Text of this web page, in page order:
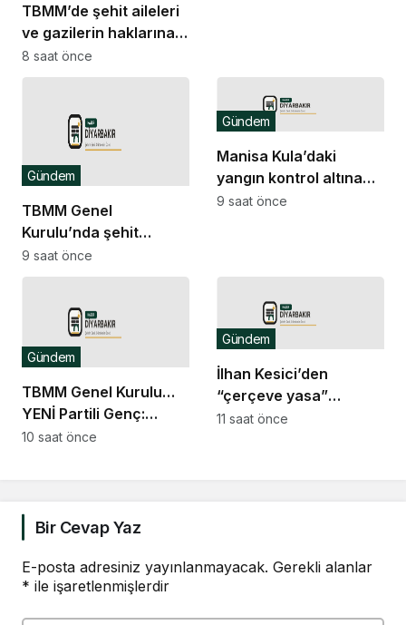
TBMM’de şehit aileleri
ve gazilerin haklarına
ilişkin kanun teklifi
yasalaştı: “Şehitler,
gazilerimiz hepimizin
başının tacıdır”
8 saat önce
TBMM Genel
Kurulu’nda şehit
aileleri ve gazilere
yönelik düzenlemeleri
birliğiyle kabul edildi
Gündem
9 saat önce
Manisa Kula’daki
yangın kontrol altına
alındı
Gündem
9 saat önce
TBMM Genel Kurulu…
YENİ Partili Genç:
“Eksik hakkın tam hak
Gündem
10 saat önce
İlhan Kesici’den
“çerçeve yasa”
açıklaması: “Oyumun
Gündem
11 saat önce
Bir Cevap Yaz
E-posta adresiniz yayınlanmayacak. Gerekli alanlar
* ile işaretlenmişlerdir